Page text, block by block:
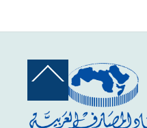
Back
Top